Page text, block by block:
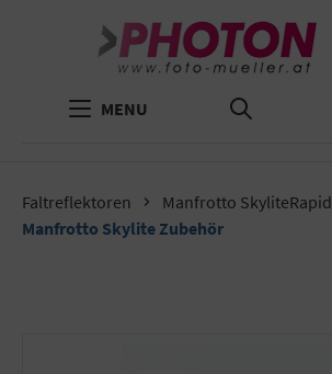
MENU
Faltreflektoren
Manfrotto SkyliteRapid
Manfrotto Skylite Zubehör